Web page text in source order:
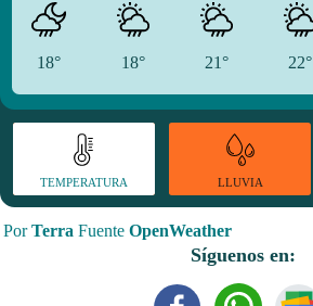
18° 18° 21° 22°
TEMPERATURA LLUVIA
PorTerra Fuente OpenWeather
Síguenos en: